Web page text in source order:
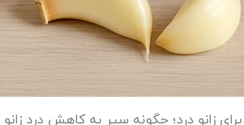
زانو درد؛ چگونه سیر به کاهش درد